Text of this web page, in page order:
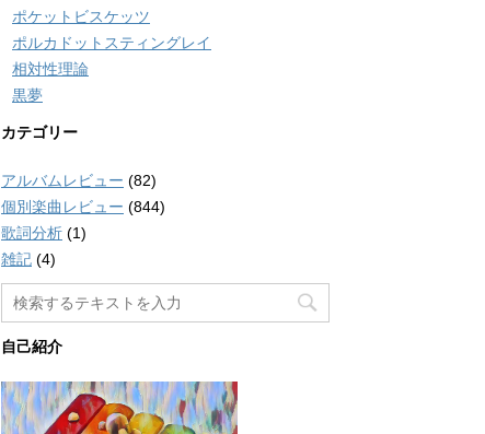
ポケットビスケッツ
ポルカドットスティングレイ
相対性理論
黒夢
カテゴリー
アルバムレビュー (82)
個別楽曲レビュー (844)
歌詞分析 (1)
雑記 (4)
自己紹介